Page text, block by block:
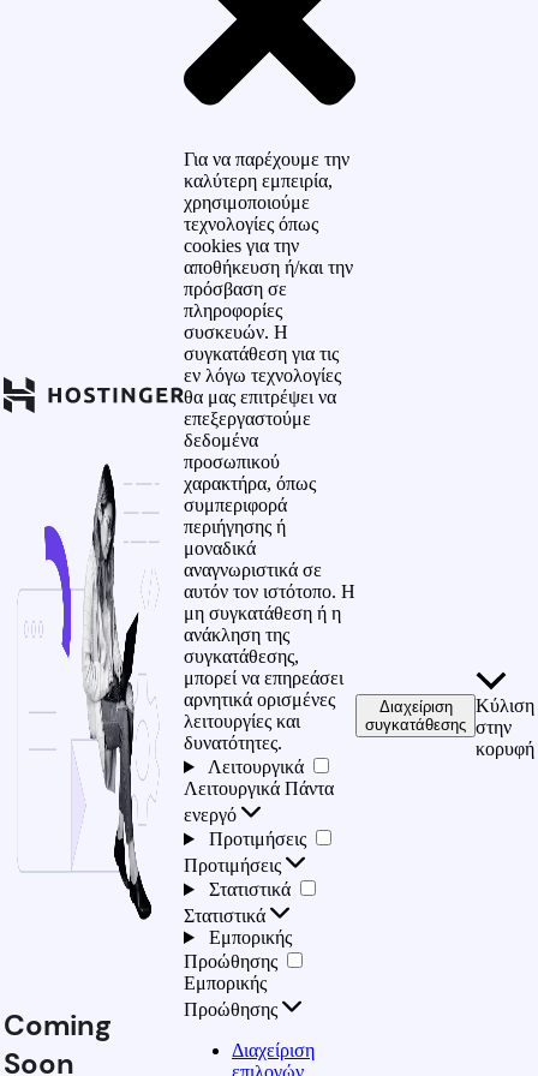
Coming
Soon
Για να παρέχουμε την
καλύτερη εμπειρία,
χρησιμοποιούμε
τεχνολογίες όπως
cookies για την
αποθήκευση ή/και την
πρόσβαση σε
πληροφορίες
συσκευών. Η
συγκατάθεση για τις
εν λόγω τεχνολογίες
θα μας επιτρέψει να
επεξεργαστούμε
δεδομένα
προσωπικού
χαρακτήρα, όπως
συμπεριφορά
περιήγησης ή
μοναδικά
αναγνωριστικά σε
αυτόν τον ιστότοπο. Η
μη συγκατάθεση ή η
ανάκληση της
συγκατάθεσης,
μπορεί να επηρεάσει
αρνητικά ορισμένες
λειτουργίες και
δυνατότητες.
Λειτουργικά
Λειτουργικά Πάντα
ενεργό
Προτιμήσεις
Προτιμήσεις
Στατιστικά
Στατιστικά
Εμπορικής
Προώθησης
Εμπορικής
Προώθησης
Διαχείριση
επιλογών
Διαχείριση
συγκατάθεσης
Κύλιση
στην
κορυφή